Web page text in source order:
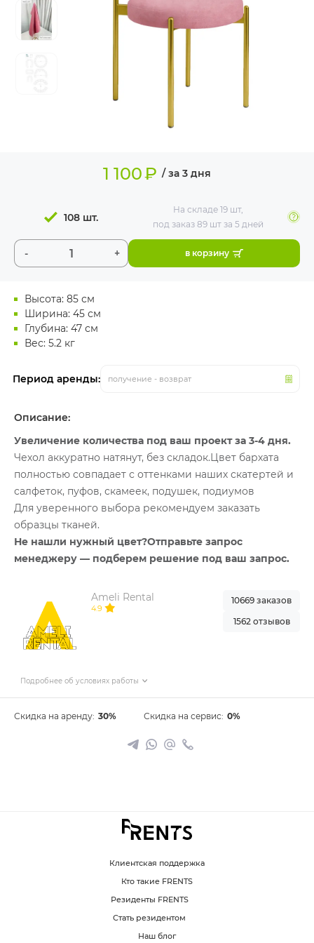
ИЗДЕЛИЯ ДЛЯ
КОМФОРТА
ТЕХНИЧЕСКОЕ
Высота: 85 см
Ширина: 45 см
Глубина: 47 см
Вес: 5.2 кг
Период аренды: получение - возврат
1 100₽ / за 3 дня
- +
108 шт.
На складе 19 шт,
под заказ 89 штза 5 дней
в корзину
Описание:
Увеличение количества под ваш проект за 3-4 дня.
Чехол аккуратно натянут, без складок.Цвет бархата
полностью совпадает с оттенками наших скатертей и
салфеток, пуфов, скамеек, подушек, подиумов
Для уверенного выбора рекомендуем заказать
образцы тканей.
Не нашли нужный цвет?Отправьте запрос
менеджеру — подберем решение под ваш запрос.
Ameli Rental
4.9
Подробнее об условиях работы
10669 заказов
1562 отзывов
Скидка на аренду: 30% Скидка на сервис: 0%
Клиентская поддержка
Кто такие FRENTS
Резиденты FRENTS
Стать резидентом
Наш блог